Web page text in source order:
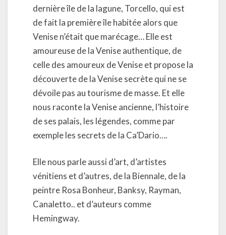
dernière île de la lagune, Torcello, qui est
de fait la première île habitée alors que
Venise n’était que marécage… Elle est
amoureuse de la Venise authentique, de
celle des amoureux de Venise et propose la
découverte de la Venise secrète qui ne se
dévoile pas au tourisme de masse. Et elle
nous raconte la Venise ancienne, l’histoire
de ses palais, les légendes, comme par
exemple les secrets de la Ca’Dario….
Elle nous parle aussi d’art, d’artistes
vénitiens et d’autres, de la Biennale, de la
peintre Rosa Bonheur, Banksy, Rayman,
Canaletto.. et d’auteurs comme
Hemingway.